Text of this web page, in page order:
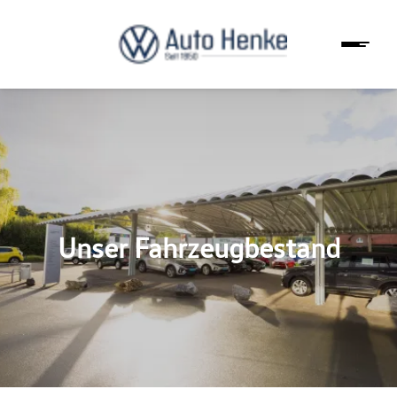
Unser Fahrzeugbestand